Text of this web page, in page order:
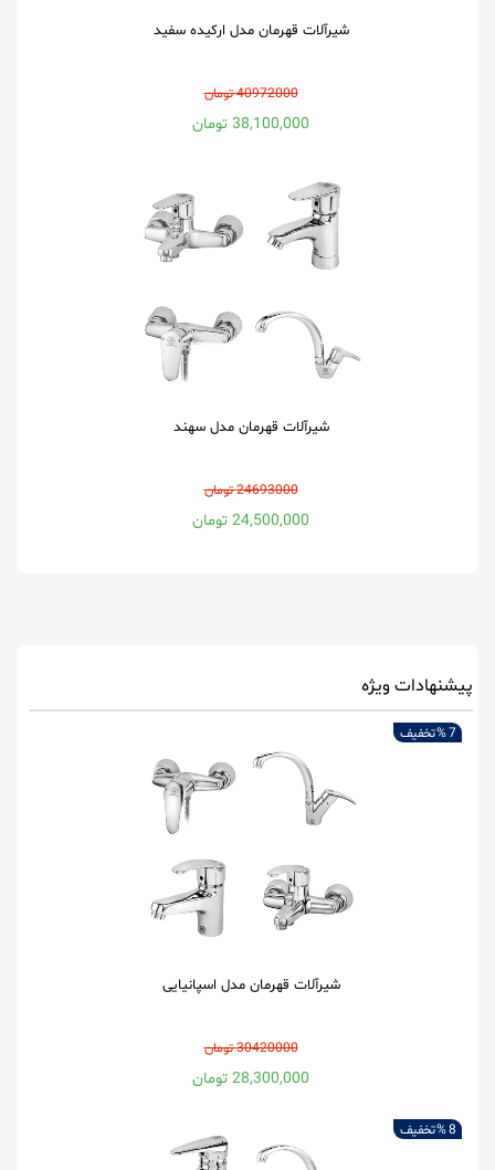
شیرآلات قهرمان مدل ارکیده سفید
40972000 تومان
38,100,000 تومان
شیرآلات قهرمان مدل سهند
24693000 تومان
24,500,000 تومان
پیشنهادات ویژه
7 % تخفیف
شیرآلات قهرمان مدل اسپانیایی
30420000 تومان
28,300,000 تومان
8 % تخفیف